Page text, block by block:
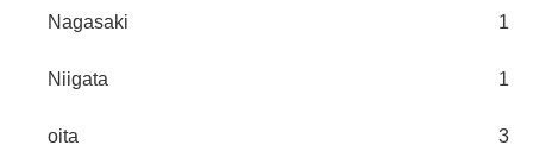
Nagasaki 1
Niigata 1
oita 3